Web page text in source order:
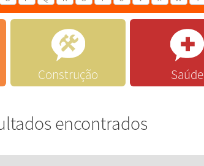
Construção Saúde
encontrados